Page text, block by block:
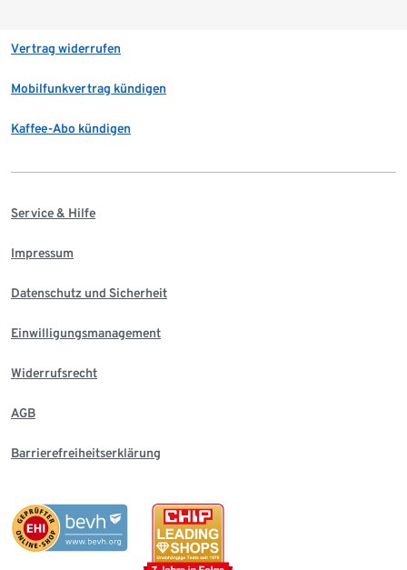
Vertrag widerrufen
Mobilfunkvertrag kündigen
Kaffee-Abo kündigen
Service & Hilfe
Impressum
Datenschutz und Sicherheit
Einwilligungsmanagement
Widerrufsrecht
AGB
Barrierefreiheitserklärung